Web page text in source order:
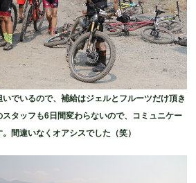
でいるので、補給はジェルとフルーツだけ頂き
タッフも6日間変わらないので、コミュニケー
間違いなくオアシスでした（笑）